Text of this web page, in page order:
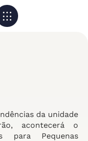
da unidade
acontecerá o
para Pequenas